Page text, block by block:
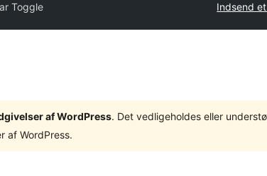
Toggle Indsend
af WordPress. Det vedligeholdes eller
af WordPress.